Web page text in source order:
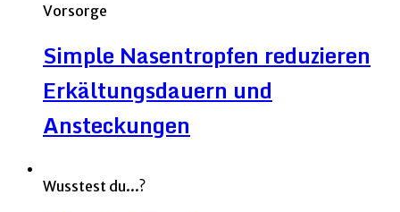
Vorsorge
Simple Nasentropfen reduzieren
Erkältungsdauern und
Ansteckungen
Wusstest du...?